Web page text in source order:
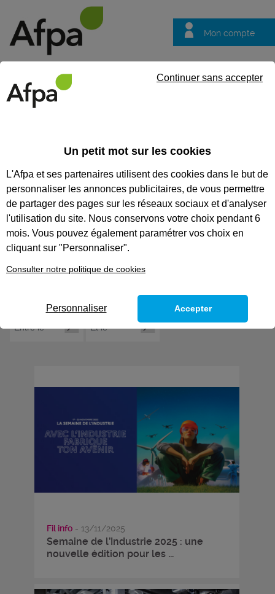
Mon compte
questions
ACTUALITÉS
Recherchez une actualité
Tout supprimer
Fil info - 13/11/2025
Semaine de l’Industrie 2025 : une
nouvelle édition pour les ...
Un petit mot sur les cookies
L'Afpa et ses partenaires utilisent des cookies dans le but de
personnaliser les annonces publicitaires, de vous permettre
de partager des pages sur les réseaux sociaux et d'analyser
l'utilisation du site. Nous conservons votre choix pendant 6
mois. Vous pouvez également paramétrer vos choix en
cliquant sur "Personnaliser".
Consulter notre politique de cookies
Continuer sans accepter
Personnaliser Accepter